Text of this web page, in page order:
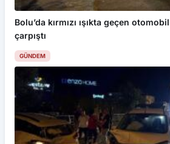
Bolu’da kırmızı ışıkta geçen
çarpıştı
GÜNDEM